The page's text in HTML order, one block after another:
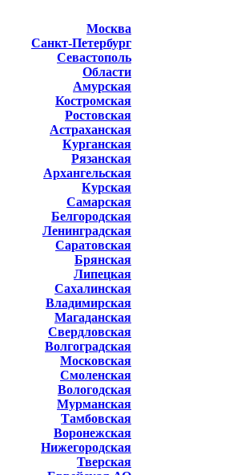
Москва
Санкт-Петербург
Севастополь
Области
Амурская
Костромская
Ростовская
Астраханская
Курганская
Рязанская
Архангельская
Курская
Самарская
Белгородская
Ленинградская
Саратовская
Брянская
Липецкая
Сахалинская
Владимирская
Магаданская
Свердловская
Волгоградская
Московская
Смоленская
Вологодская
Мурманская
Тамбовская
Воронежская
Нижегородская
Тверская